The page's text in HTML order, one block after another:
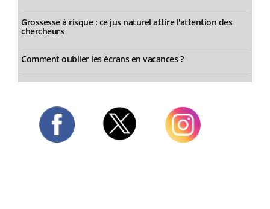
Grossesse à risque : ce jus naturel attire l'attention des
chercheurs
Comment oublier les écrans en vacances ?